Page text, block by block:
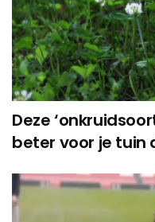
Deze
beter voor je tuin